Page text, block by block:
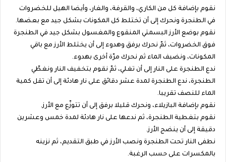
نقوم بإضافة كل من الكاري، والقرفة، والغار، وأيضا الهيل للخضروات
في الطنجرة ونحرك إلى أن تختلط كل المكونات بشكل جيد مع بعضها.
نقوم بوضع الأرز البسمتي المنقوع والمغسول بشكل جيد في الطنجرة
فوق الخضروات، ثمّ نحرك برفق وهدوء إلى أن يختلط الأرز مع باقي
المكونات، ونضيف الماء ثم نحرك مرّة أخرى بهدوء.
ندع الطنجرة على النار إلى أن تغلي، ثمّ نقوم بتخفيف النار ونغطّي
الطنجرة، ندع الطنجرة لمدة عشر دقائق على نار هادئة إلى أن تقل كمية
الماء للنصف تقريبا.
نقوم بإضافة البازيلاء، ونحرك قليلا برفق إلى أن تتوزّع مع الأرز.
نقوم بتغطية الطنجرة، ثم ندعها على نار هادئة لمدة خمس وعشرين
دقيقة إلى أن ينضج الأرز.
نطفى النار تحت الطنجرة ونصب الأرز في طبق التقديم، ثم نزينه
بالمكسرات على حسب الرغبة.